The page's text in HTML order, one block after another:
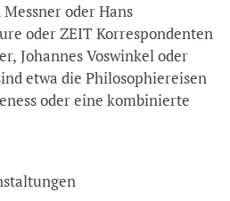
oder Hans
oder ZEIT Korrespondenten
Johannes Voswinkel oder
etwa die Philosophiereisen
oder eine kombinierte